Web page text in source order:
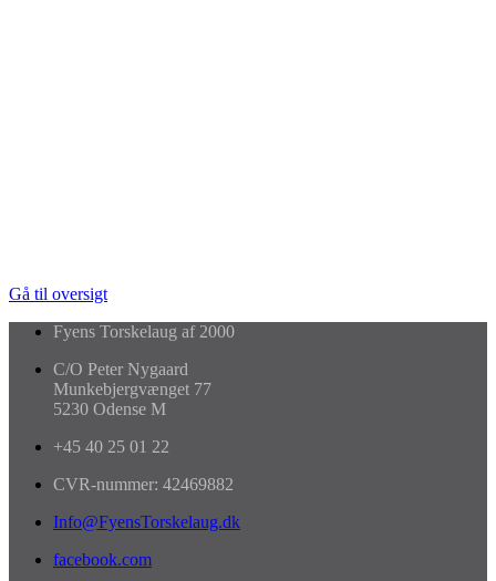
Gå til oversigt
Fyens Torskelaug af 2000
C/O Peter Nygaard
Munkebjergvænget 77
5230 Odense M
+45 40 25 01 22
CVR-nummer: 42469882
Info@FyensTorskelaug.dk
facebook.com